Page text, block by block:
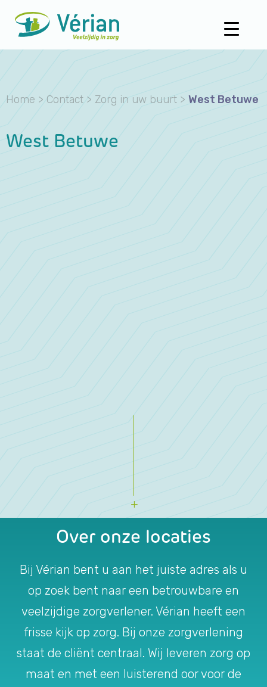
Home > Contact > Zorg in uw buurt > West Betuwe
West Betuwe
Over onze locaties
Bij Vérian bent u aan het juiste adres als u
op zoek bent naar een betrouwbare en
veelzijdige zorgverlener. Vérian heeft een
frisse kijk op zorg. Bij onze zorgverlening
staat de cliënt centraal. Wij leveren zorg op
maat en met een luisterend oor voor de